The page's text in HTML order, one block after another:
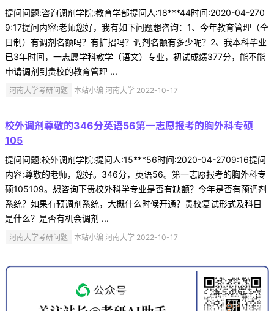
提问问题:咨询调剂学院:教育学部提问人:18***44时间:2020-04-270
9:17提问内容:老师您好，我有如下问题想咨询：1、今年教育管理（全
日制）有调剂名额吗？有扩招吗？调剂名额有多少呢？2、我本科毕业
已3年时间，一志愿学科教学（语文）专业，初试成绩377分，能不能
申请调剂到贵校的教育管理 ...
河南大学考研问题 本站小编 河南大学 2022-10-17
校外调剂尊敬的346分英语56第一志愿报考的胸外科专硕
105
提问问题:校外调剂学院:提问人:15***56时间:2020-04-2709:16提问
内容:尊敬的老师，您好。346分，英语56。第一志愿报考的胸外科专
硕105109。想咨询下贵校外科学专业是否有缺额？今年是否有预调剂
系统？如果有预调剂系统，大概什么时候开通？贵校复试形式及科目
是什么？是否有机会调剂 ...
河南大学考研问题 本站小编 河南大学 2022-10-17